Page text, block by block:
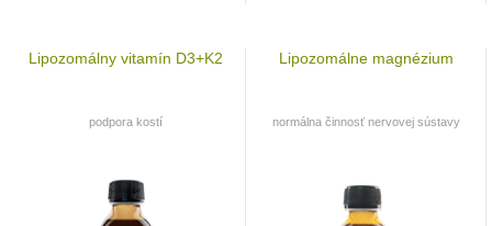
Lipozomálny vitamín D3+K2
podpora kostí
Lipozomálne magnézium
normálna činnosť nervovej sústavy